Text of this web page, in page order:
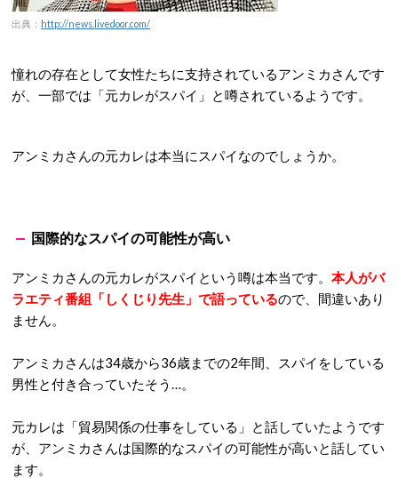
出典： http://news.livedoor.com/
憧れの存在として女性たちに支持されているアンミカさんです
が、一部では「元カレがスパイ」と噂されているようです。
アンミカさんの元カレは本当にスパイなのでしょうか。
国際的なスパイの可能性が高い
アンミカさんの元カレがスパイという噂は本当です。 本人がバ
ラエティ番組「しくじり先生 」で語っているので、間違いあり
ません。
アンミカさんは34歳から36歳までの2年間、スパイをしている
男性と付き合っていたそう…。
元カレは「貿易関係の仕事をしている」と話していたようです
が、アンミカさんは国際的なスパイの可能性が高いと話してい
ます。